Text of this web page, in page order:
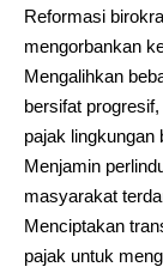
Reformasi
mengorbankan
Mengalihkan
bersifat
pajak lingkungan
Menjamin
masyarakat
Menciptakan
pajak untuk